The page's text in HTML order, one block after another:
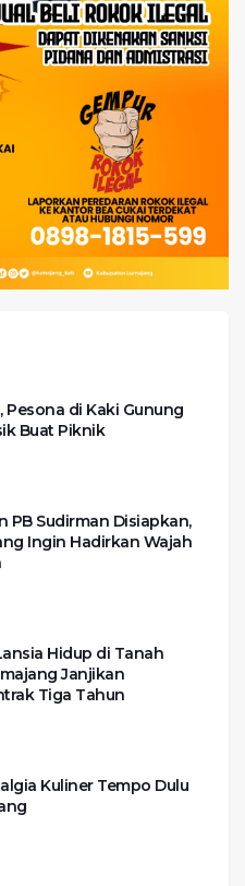
Pesona di Kaki Gunung
Buat Piknik
PB Sudirman Disiapkan,
Ingin Hadirkan Wajah
Hidup di Tanah
Janjikan
Tiga Tahun
Kuliner Tempo Dulu